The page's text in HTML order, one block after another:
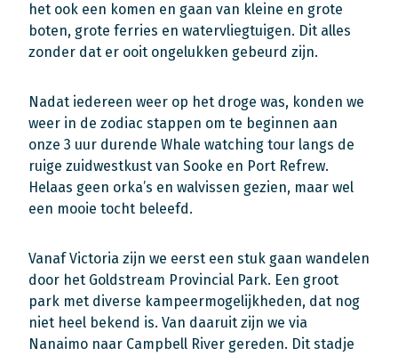
het ook een komen en gaan van kleine en grote
boten, grote ferries en watervliegtuigen. Dit alles
zonder dat er ooit ongelukken gebeurd zijn.
Nadat iedereen weer op het droge was, konden we
weer in de zodiac stappen om te beginnen aan
onze 3 uur durende Whale watching tour langs de
ruige zuidwestkust van Sooke en Port Refrew.
Helaas geen orka’s en walvissen gezien, maar wel
een mooie tocht beleefd.
Vanaf Victoria zijn we eerst een stuk gaan wandelen
door het Goldstream Provincial Park. Een groot
park met diverse kampeermogelijkheden, dat nog
niet heel bekend is. Van daaruit zijn we via
Nanaimo naar Campbell River gereden. Dit stadje